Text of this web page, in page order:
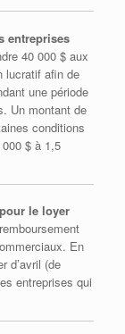
entreprises
40 000 $ aux
lucratif afin de
une période
Un montant de
conditions
$ à 1,5
le loyer
En
d’avril (de
entreprises qui